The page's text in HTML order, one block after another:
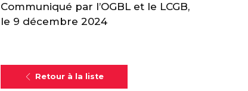
Communiqué par l’OGBL et le LCGB,
le 9 décembre 2024
Retour à la liste